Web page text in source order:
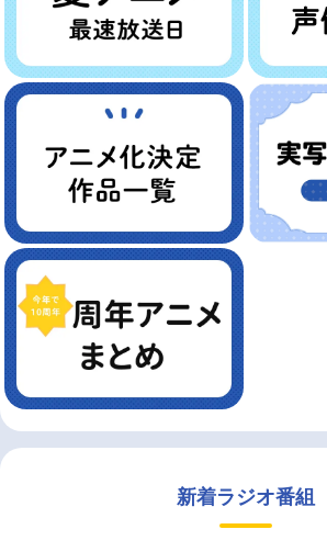
新着ラジオ番組